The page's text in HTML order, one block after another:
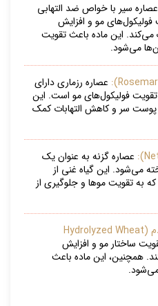
عصاره سیر با خواص ضد التهابی
فولیکول‌های مو و افزایش
این ماده باعث تقویت
می‌شود.
عصاره رزماری دارای
فولیکول‌های مو است. این
سر و کاهش التهابات کمک
عصاره گزنه به عنوان یک
می‌شود. این گیاه غنی از
به تقویت موها و جلوگیری از
پروتئین‌های هیدرولیز شده گندم (Hydrolyzed Wheat
ساختار مو و افزایش
همچنین، این ماده باعث